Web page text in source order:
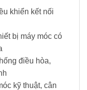
khiển kết nối
bị máy móc có
điều hòa,
kỹ thuật, cân